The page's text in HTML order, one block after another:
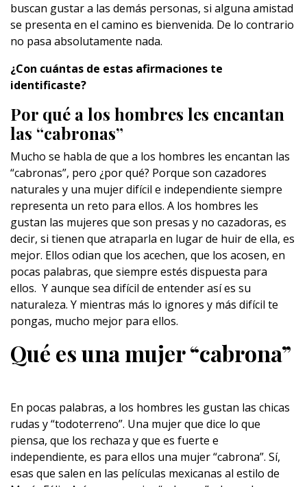
buscan gustar a las demás personas, si alguna amistad
se presenta en el camino es bienvenida. De lo contrario
no pasa absolutamente nada.
¿Con cuántas de estas afirmaciones te
identificaste?
Por qué a los hombres les encantan
las “cabronas”
Mucho se habla de que a los hombres les encantan las
“cabronas”, pero ¿por qué? Porque son cazadores
naturales y una mujer difícil e independiente siempre
representa un reto para ellos. A los hombres les
gustan las mujeres que son presas y no cazadoras, es
decir, si tienen que atraparla en lugar de huir de ella, es
mejor. Ellos odian que los acechen, que los acosen, en
pocas palabras, que siempre estés dispuesta para
ellos. Y aunque sea difícil de entender así es su
naturaleza. Y mientras más lo ignores y más difícil te
pongas, mucho mejor para ellos.
Qué es una mujer “cabrona”
En pocas palabras, a los hombres les gustan las chicas
rudas y “todoterreno”. Una mujer que dice lo que
piensa, que los rechaza y que es fuerte e
independiente, es para ellos una mujer “cabrona”. Sí,
esas que salen en las películas mexicanas al estilo de